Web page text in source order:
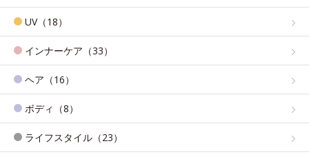
UV（18）
インナーケア（33）
ヘア（16）
ボディ（8）
ライフスタイル（23）